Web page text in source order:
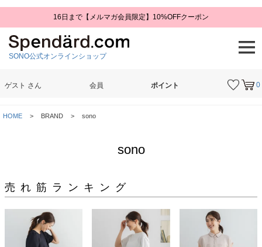
16日まで【メルマガ会員限定】10%OFFクーポン
SONO公式オンラインショップ
0
ゲスト さん 会員 ポイント
HOME BRAND sono
sono
売れ筋ランキング